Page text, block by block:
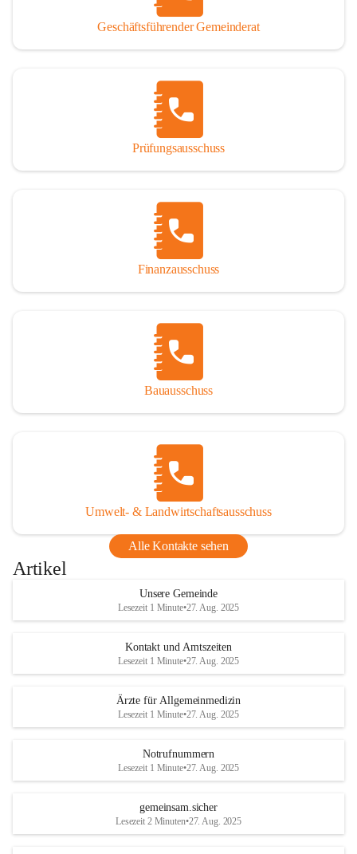
Geschäftsführender Gemeinderat
Prüfungsausschuss
Finanzausschuss
Bauausschuss
Umwelt- & Landwirtschaftsausschuss
Alle Kontakte sehen
Artikel
Unsere Gemeinde
Lesezeit 1 Minute•27. Aug. 2025
Kontakt und Amtszeiten
Lesezeit 1 Minute•27. Aug. 2025
Ärzte für Allgemeinmedizin
Lesezeit 1 Minute•27. Aug. 2025
Notrufnummern
Lesezeit 1 Minute•27. Aug. 2025
gemeinsam.sicher
Lesezeit 2 Minuten•27. Aug. 2025